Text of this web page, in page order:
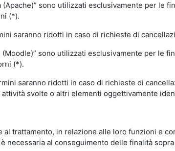
sono utilizzati esclusivamente per le
(*).
saranno ridotti in caso di richieste di
sono utilizzati esclusivamente per le
(*).
saranno ridotti in caso di richieste di
svolte o altri elementi oggettivamente
trattamento, in relazione alle loro funzioni e
al conseguimento delle finalità